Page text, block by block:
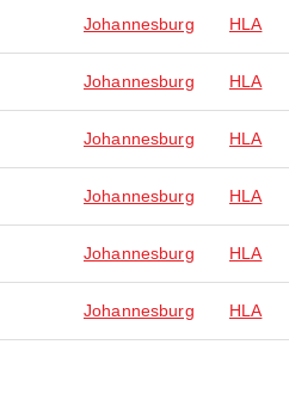
Johannesburg HLA
Johannesburg HLA
Johannesburg HLA
Johannesburg HLA
Johannesburg HLA
Johannesburg HLA